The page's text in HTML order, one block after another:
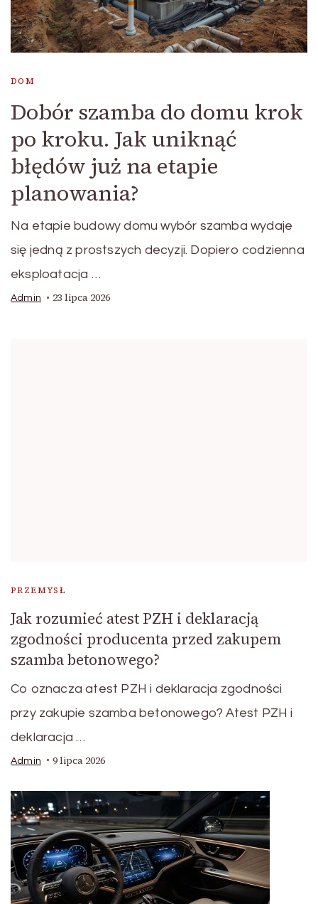
DOM
Dobór szamba do domu krok
po kroku. Jak uniknąć
błędów już na etapie
planowania?
Na etapie budowy domu wybór szamba wydaje
się jedną z prostszych decyzji. Dopiero codzienna
eksploatacja …
Admin 23 lipca 2026
PRZEMYSŁ
Jak rozumieć atest PZH i deklaracją
zgodności producenta przed zakupem
szamba betonowego?
Co oznacza atest PZH i deklaracja zgodności
przy zakupie szamba betonowego? Atest PZH i
deklaracja …
Admin 9 lipca 2026